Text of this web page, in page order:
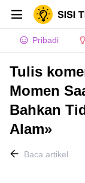
Pribadi
Tulis
Momen
Bahkan
Alam»
Baca artikel